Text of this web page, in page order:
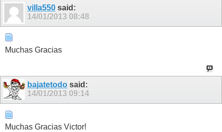
villa550 said:
14/01/2013 08:48
Muchas Gracias
bajatetodo said:
14/01/2013 09:14
Muchas Gracias Victor!